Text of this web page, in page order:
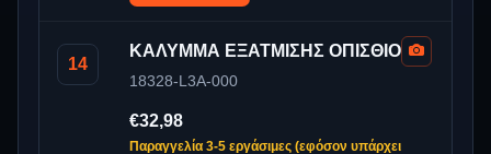
14
ΚΑΛΥΜΜΑ ΕΞΑΤΜΙΣΗΣ ΟΠΙΣΘΙΟ
18328-L3A-000
€32,98
Παραγγελία 3-5 εργάσιμες (εφόσον υπάρχει